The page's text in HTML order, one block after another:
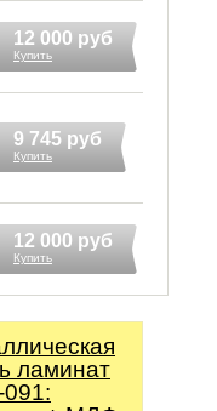
12 000 руб
Купить
9 745 руб
Купить
12 000 руб
Купить
ламинат
091: